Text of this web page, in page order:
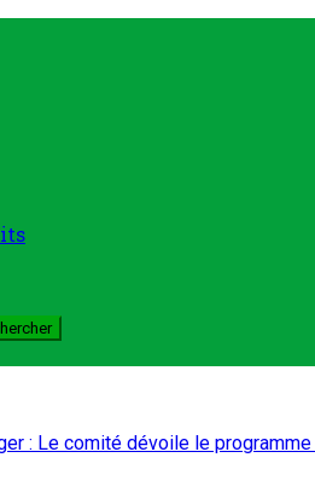
: Le comité dévoile le